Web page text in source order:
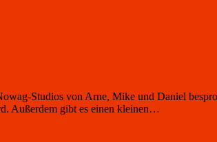
Studios von Arne, Mike und Daniel
Außerdem gibt es einen kleinen…